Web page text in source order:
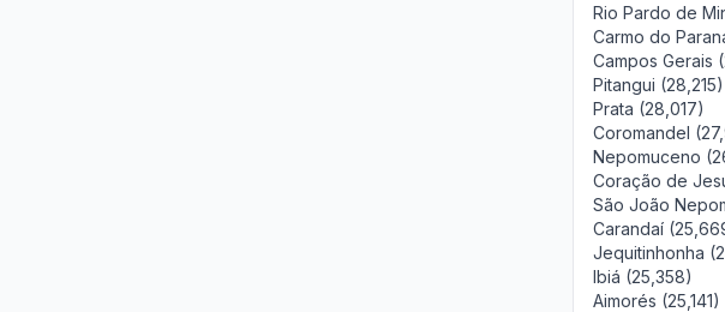
Rio Pardo de
Carmo do
Campos Gerais
Pitangui (28,215)
Prata (28,017)
Coromandel
Nepomuceno
Coração de
São João
Carandaí
Jequitinhonha
Ibiá (25,358)
Aimorés (25,141)